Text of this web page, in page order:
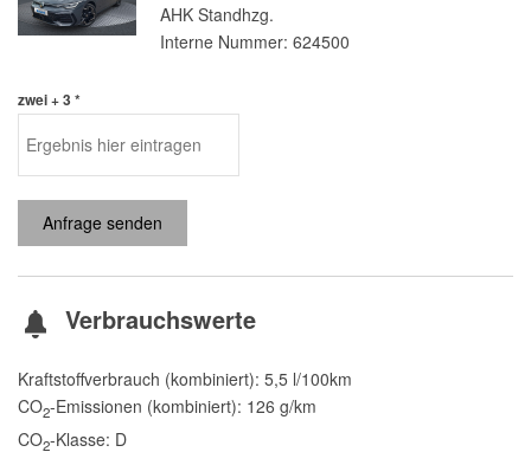
AHK Standhzg.
Interne Nummer: 624500
zwei + 3 *
Anfrage senden
Verbrauchswerte
Kraftstoffverbrauch (kombiniert): 5,5 l/100km
CO2-Emissionen (kombiniert): 126 g/km
CO2-Klasse: D